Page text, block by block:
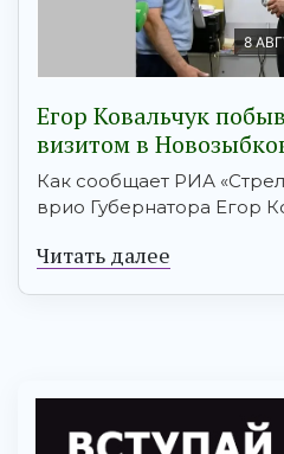
8
Егор Ковальчук
визитом в
Как сообщает РИА
врио Губернатора Егор
Читать далее